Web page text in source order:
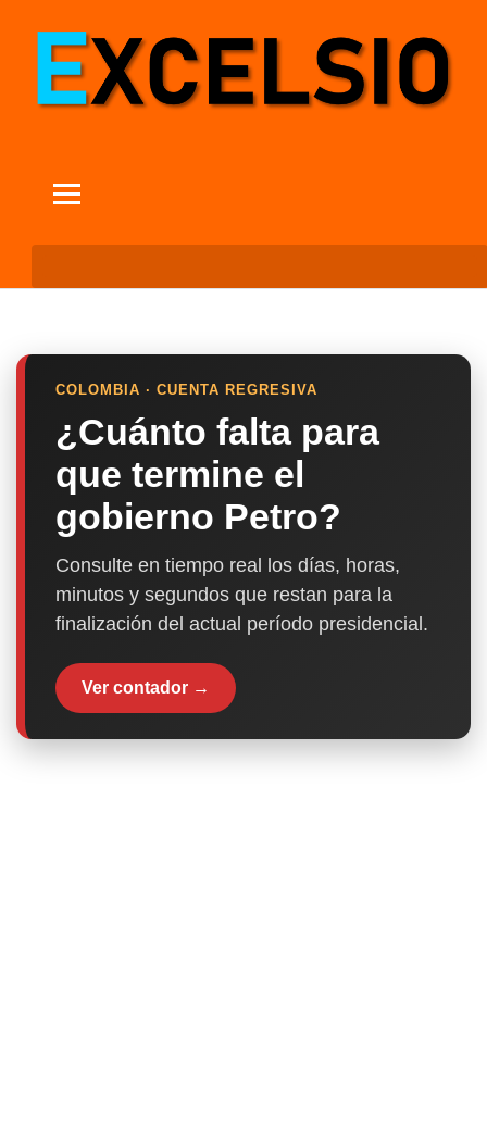
COLOMBIA · CUENTA REGRESIVA
¿Cuánto falta para
que termine el
gobierno Petro?
Consulte en tiempo real los días, horas,
minutos y segundos que restan para la
finalización del actual período presidencial.
Ver contador →